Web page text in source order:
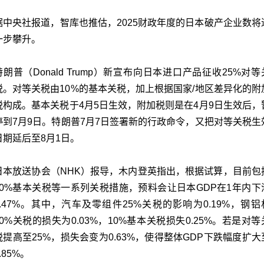
中央社报道，智库也推估，2025财政年度的日本破产企业数将
步攀升。
朗普（Donald Trump）新宣布向日本进口产品征收25%对等
。对等关税由10%的基本关税，加上根据国家/地区差异化的附
构成。基本关税于4月5日生效，附加税则是在4月9日生效后，
到7月9日。特朗普7月7日签署新的行政命令，又把对等关税生
期延后至8月1日。
本放送协会（NHK）报导，木内登英指出，根据试算，目前包
基本关税等一系列关税措施，预料会让日本GDP在1年内下
。其中，汽车及零组件25%关税的影响为0.19%，钢铝
关税的损失为0.03%，10%基本关税损失0.25%。若是对等
提高至25%，损失会变为0.63%，使得整体GDP下跌幅度扩大
。